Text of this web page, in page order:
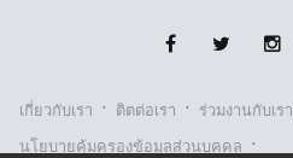
เกี่ยวกับเรา · ติตต่อเรา · ร่วมงานกับเรา
นโยบายคุ้มครองข้อมูลส่วนบุคคล ·